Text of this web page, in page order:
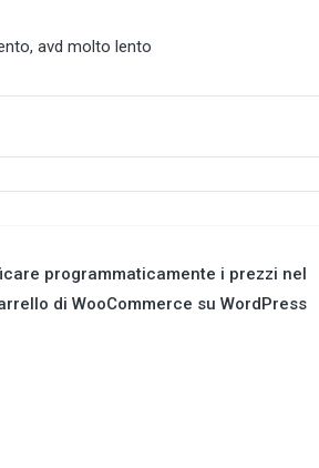
, avd molto lento
programmaticamente i prezzi nel
di WooCommerce su WordPress